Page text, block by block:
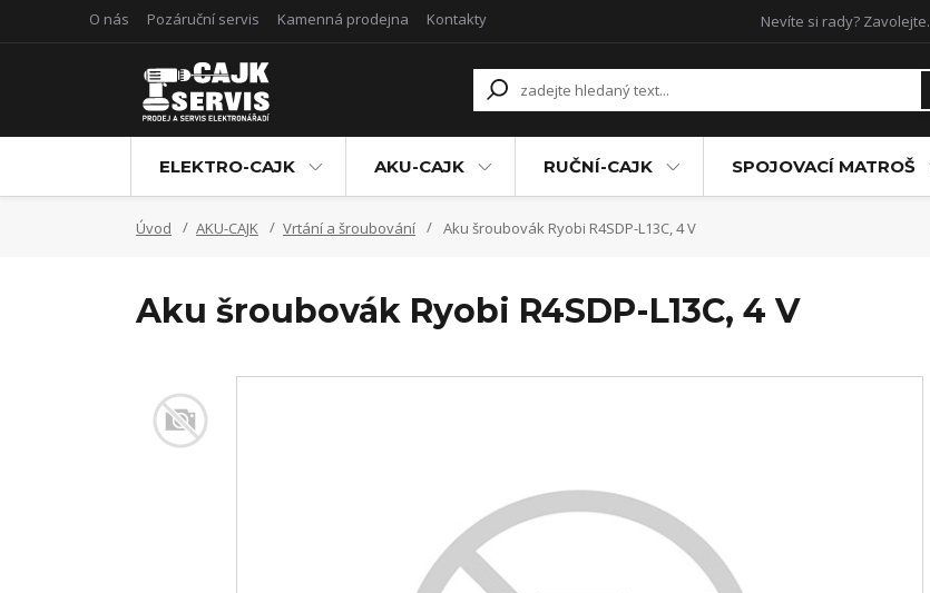
O nás Pozáruční servis Kamenná prodejna Kontakty Nevíte si rady? Zavolejte.
ELEKTRO-CAJK AKU-CAJK RUČNÍ-CAJK SPOJOVACÍ MATROŠ
Úvod AKU-CAJK Vrtání a šroubování Aku šroubovák Ryobi R4SDP-L13C, 4 V
Aku šroubovák Ryobi R4SDP-L13C, 4 V